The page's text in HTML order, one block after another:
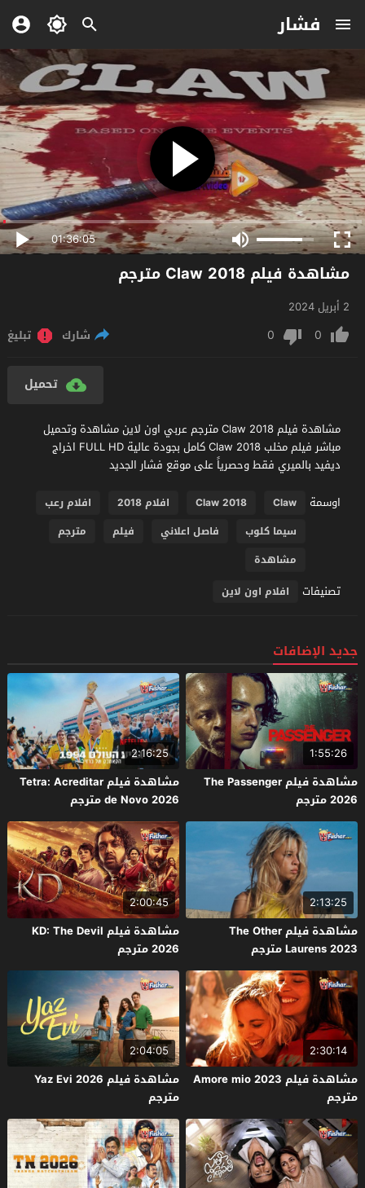
فشار
01:36:05
مشاهدة فيلم Claw 2018 مترجم
2 أبريل 2024
0
0 شارك تبليغ
تحميل
مشاهدة فيلم Claw 2018 مترجم عربي اون لاين مشاهدة وتحميل
مباشر فيلم مخلب Claw 2018 كامل بجودة عالية FULL HD اخراج
ديفيد بالميري فقط وحصرياً على موقع فشار الجديد
اوسمة
Claw
Claw 2018 افلام 2018
افلام رعب
سيما كلوب
فاصل اعلاني فيلم
مترجم
مشاهدة
تصنيفات افلام اون لاين
جديد الإضافات
1:55:26
مشاهدة فيلم The Passenger
2026 مترجم
2:16:25
مشاهدة فيلم Tetra: Acreditar
de Novo 2026 مترجم
2:13:25
مشاهدة فيلم The Other
Laurens 2023 مترجم
2:00:45
مشاهدة فيلم KD: The Devil
2026 مترجم
2:30:14
مشاهدة فيلم Amore mio 2023
مترجم
2:04:05
مشاهدة فيلم Yaz Evi 2026
مترجم